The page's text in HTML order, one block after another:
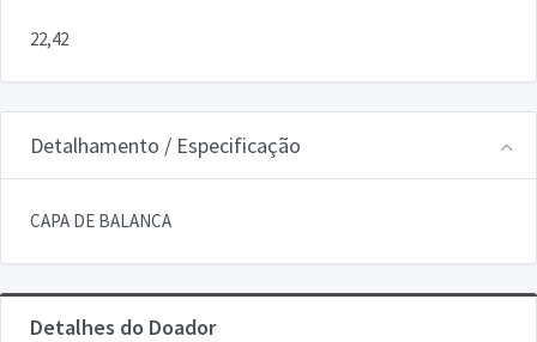
22,42
Detalhamento / Especificação
CAPA DE BALANCA
Detalhes do Doador